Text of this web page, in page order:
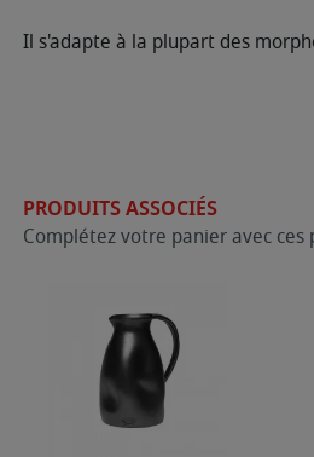
Il s'adapte à la plupart des
PRODUITS ASSOCIÉS
Complétez votre panier avec ces